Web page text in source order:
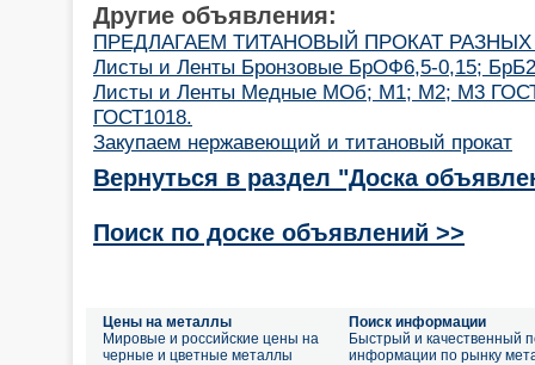
Другие объявления:
ПРЕДЛАГАЕМ ТИТАНОВЫЙ ПРОКАТ
Листы и Ленты Бронзовые БрОФ6,5-0,15;
Листы и Ленты Медные МОб; М1; М2; М3
ГОСТ1018.
Закупаем нержавеющий и титановый прокат
Вернуться в раздел "Доска
Поиск по доске объявлений >>
Цены на металлы
Мировые и российские цены на
черные и цветные металлы
Поиск информации
Быстрый и качественный
информации по рынку